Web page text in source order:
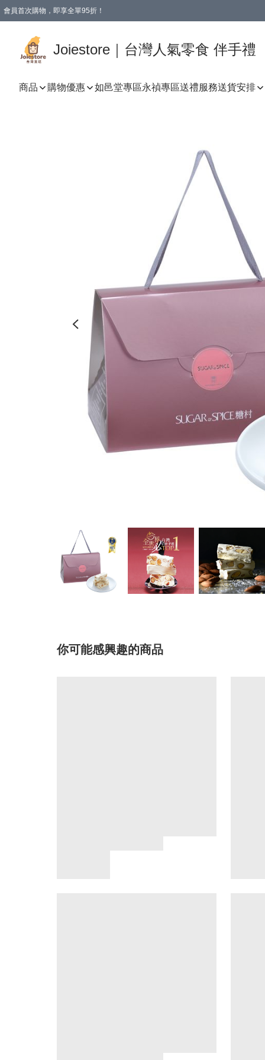
會員首次購物，即享全單95折！
Joiestore｜台灣人氣零食 伴手禮
商品 購物優惠 如邑堂專區永禎專區送禮服務送貨安排
你可能感興趣的商品